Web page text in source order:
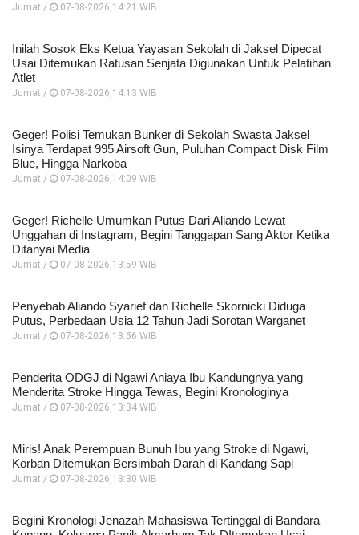
Jumat / 07-08-2026,14:21 WIB
Inilah Sosok Eks Ketua Yayasan Sekolah di Jaksel Dipecat
Usai Ditemukan Ratusan Senjata Digunakan Untuk Pelatihan
Atlet
Jumat / 07-08-2026,14:13 WIB
Geger! Polisi Temukan Bunker di Sekolah Swasta Jaksel
Isinya Terdapat 995 Airsoft Gun, Puluhan Compact Disk Film
Blue, Hingga Narkoba
Jumat / 07-08-2026,14:09 WIB
Geger! Richelle Umumkan Putus Dari Aliando Lewat
Unggahan di Instagram, Begini Tanggapan Sang Aktor Ketika
Ditanyai Media
Jumat / 07-08-2026,13:59 WIB
Penyebab Aliando Syarief dan Richelle Skornicki Diduga
Putus, Perbedaan Usia 12 Tahun Jadi Sorotan Warganet
Jumat / 07-08-2026,13:56 WIB
Penderita ODGJ di Ngawi Aniaya Ibu Kandungnya yang
Menderita Stroke Hingga Tewas, Begini Kronologinya
Jumat / 07-08-2026,13:34 WIB
Miris! Anak Perempuan Bunuh Ibu yang Stroke di Ngawi,
Korban Ditemukan Bersimbah Darah di Kandang Sapi
Jumat / 07-08-2026,13:30 WIB
Begini Kronologi Jenazah Mahasiswa Tertinggal di Bandara